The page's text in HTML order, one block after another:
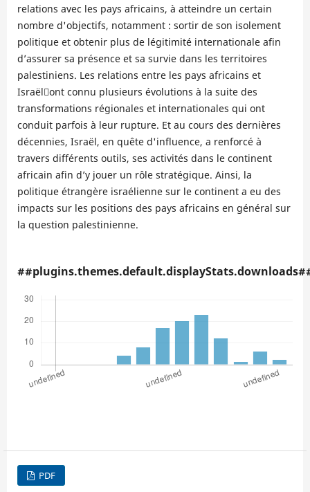
relations avec les pays africains, à atteindre un certain
nombre d'objectifs, notamment : sortir de son isolement
politique et obtenir plus de légitimité internationale afin
d’assurer sa présence et sa survie dans les territoires
palestiniens. Les relations entre les pays africains et
Israëlّont connu plusieurs évolutions à la suite des
transformations régionales et internationales qui ont
conduit parfois à leur rupture. Et au cours des dernières
décennies, Israël, en quête d'influence, a renforcé à
travers différents outils, ses activités dans le continent
africain afin d’y jouer un rôle stratégique. Ainsi, la
politique étrangère israélienne sur le continent a eu des
impacts sur les positions des pays africains en général sur
la question palestinienne.
PDF